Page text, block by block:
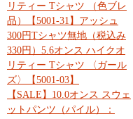
リティー Tシャツ （色ブレ
品）【5001-31】アッシュ
300円Tシャツ無地（税込み
330円）5.6オンス ハイクオ
リティー Tシャツ 〈ガール
ズ〉【5001-03】
【SALE】10.0オンス スウェ
ットパンツ（パイル）：